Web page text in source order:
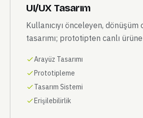
UI/UX Tasarım
Kullanıcıyı önceleyen, dönüşüm
tasarımı; prototipten canlı
Arayüz Tasarımı
Prototipleme
Tasarım Sistemi
Erişilebilirlik